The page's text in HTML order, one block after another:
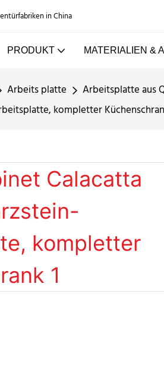
in China
PRODUKT MATERIALIEN &
Arbeits platte
Arbeitsplatte aus
kompletter